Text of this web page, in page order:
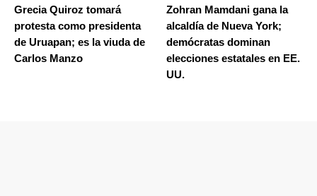
Grecia Quiroz tomará
protesta como presidenta
de Uruapan; es la viuda de
Carlos Manzo
Zohran Mamdani gana la
alcaldía de Nueva York;
demócratas dominan
elecciones estatales en EE.
UU.